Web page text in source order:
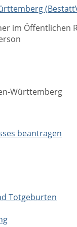
(
im Öffentlichen
Württemberg
beantragen
Totgeburten